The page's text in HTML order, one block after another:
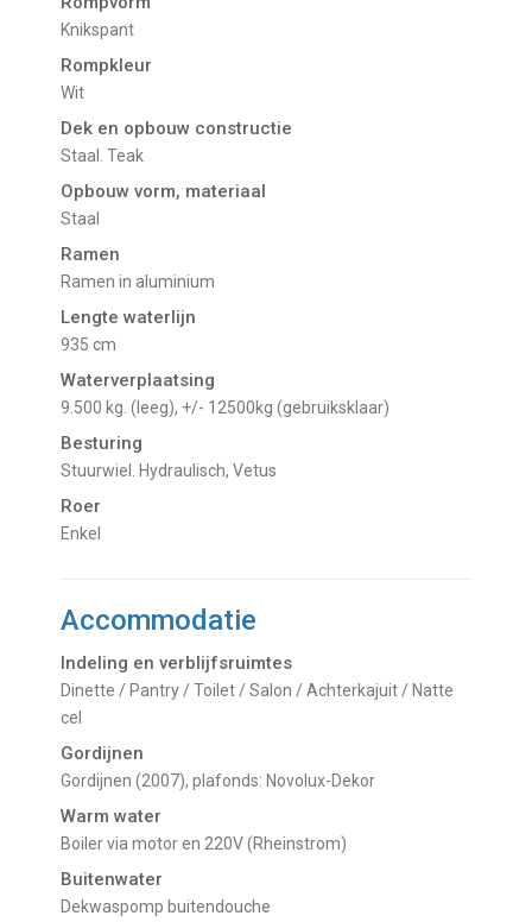
Knikspant
Rompkleur
Wit
Dek en opbouw constructie
Staal. Teak
Opbouw vorm, materiaal
Staal
Ramen
Ramen in aluminium
Lengte waterlijn
935 cm
Waterverplaatsing
9.500 kg. (leeg), +/- 12500kg (gebruiksklaar)
Besturing
Stuurwiel. Hydraulisch, Vetus
Roer
Enkel
Accommodatie
Indeling en verblijfsruimtes
Dinette / Pantry / Toilet / Salon / Achterkajuit / Natte
cel
Gordijnen
Gordijnen (2007), plafonds: Novolux-Dekor
Warm water
Boiler via motor en 220V (Rheinstrom)
Buitenwater
dekwaspomp buitendouche